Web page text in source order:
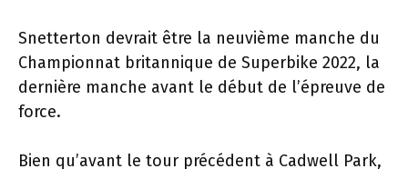
Snetterton devrait être la neuvième manche du
Championnat britannique de Superbike 2022, la
dernière manche avant le début de l’épreuve de
force.
Bien qu’avant le tour précédent à Cadwell Park,